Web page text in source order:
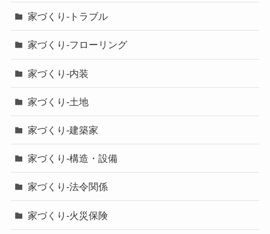
家づくり-トラブル
家づくり-フローリング
家づくり-内装
家づくり-土地
家づくり-建築家
家づくり-構造・設備
家づくり-法令関係
家づくり-火災保険